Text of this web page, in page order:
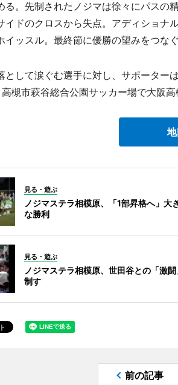
る。先制されたノジマは徐々にパス
イドのクロスから失点。アディショナ
イッスル。最終節に優勝の望みをつな
して涙ぐむ選手に対し、サポーター
槻市萩谷総合公園サッカー場で大阪高
見る・遊ぶ
ノジマステラ相模原、「1部昇格へ」大
な勝利
見る・遊ぶ
ノジマステラ相模原、世田谷との「激闘
制す
前の記事